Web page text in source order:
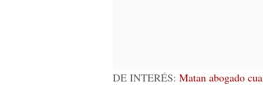
DE INTERÉS: Matan abogado